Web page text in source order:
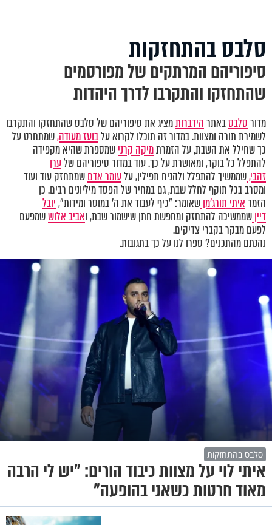
סלבס בהתחזקות
סיפוריהם המרתקים של מפורסמים
שהתחזקו והתקרבו לדרך היהדות
מדורסלבסבאתרהידברותמציג את סיפוריהם של סלבס שהתחזקו והתקרבו
לשמירת תורה ומצוות. במדור זה תוכלו לקרוא עלבועז מעודה,שמתחרט על
כך שחילל את השבת, על הזמרתמיקה קרנישמספרת שהיא מקפידה
להתפלל כל בוקר, ומאושרת על כך. עוד במדור סיפוריהם שלערן
זהבי,שממשיך להתפלל ולהניח תפילין, עלעומר אדםשמתחזק עוד ועוד
ומסרב בכל תוקף לחלל שבת, גם במחיר של הפסד מיליונים רבים. כן
הזמראיתי תורג'מןשאומר: "כיף לעבוד את ה' במוסר ומידות",יובל
דייןשממשיכה להתחזק ומחפשת חתן שישמור שבת, ואביב אלוששמפעם
לפעם מבקר בקברי צדיקים.
נהנתם מהתכנים? ספרו לנו על כך בתגובות.
סלבס בהתחזקות
איתי לוי על מצוות כיבוד הורים: "יש לי הרבה
מאוד חרטות כשאני בהופעה"